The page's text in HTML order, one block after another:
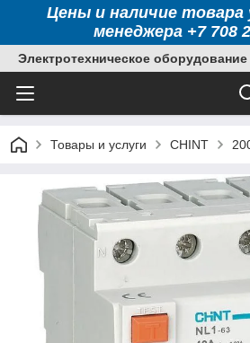
Цены и наличие
менеджера +7 708
Электротехническое
Товары и услуги CHINT